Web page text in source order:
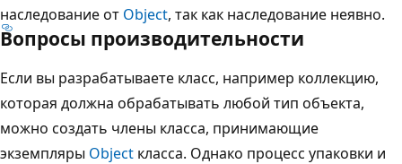
наследование от Object, так как наследование неявно.
Вопросы производительности
Если вы разрабатываете класс, например коллекцию,
которая должна обрабатывать любой тип объекта,
можно создать члены класса, принимающие
экземпляры Object класса. Однако процесс упаковки и